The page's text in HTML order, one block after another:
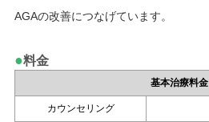
AGAの改善につなげています。
●料金
基本治療料金
カウンセリング